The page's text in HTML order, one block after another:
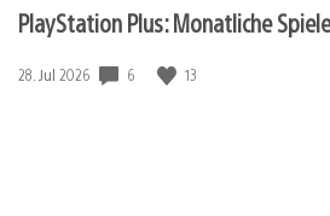
PlayStation Plus: Monatliche
Veröffentlichungsdatum:
28. Jul 2026 6 13